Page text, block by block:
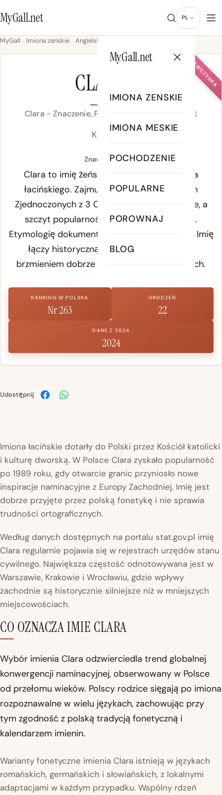
MyGall.net PL
MyGall.net
IMIONA ZENSKIE
IMIONA MESKIE
POCHODZENIE
POPULARNE
POROWNAJ
BLOG
MyGall Imiona zenskie Angielski
DZIEWCZYNKA
CLARA
Clara - Znaczenie, Pochodzenie & Popularność
KLAIR-ah
Znaczenie Clara:
Clara to imię żeńskie z korzeniami w języka
łacińskiego. Zajmuje miejsce 78 w Stanach
Zjednoczonych z 3 060 rejestracjami rocznie, a
szczyt popularności przypadł na 1885 rok.
Etymologię dokumentuje etymology records. Imię
łączy historyczną głębię z nowoczesnym
brzmieniem dobrze przyjętym w wielu krajach.
RANKING W POLSKA
Nr 263
URODZEŃ
22
DANE Z 2024
2024
Udostępnij
Imiona łacińskie dotarły do Polski przez Kościół katolicki
i kulturę dworską. W Polsce Clara zyskało popularność
po 1989 roku, gdy otwarcie granic przyniosło nowe
inspiracje naminacyjne z Europy Zachodniej. Imię jest
dobrze przyjęte przez polską fonetykę i nie sprawia
trudności ortograficznych.
Według danych dostępnych na portalu stat.gov.pl imię
Clara regularnie pojawia się w rejestrach urzędów stanu
cywilnego. Największa częstość odnotowywana jest w
Warszawie, Krakowie i Wrocławiu, gdzie wpływy
zachodnie są historycznie silniejsze niż w mniejszych
miejscowościach.
CO OZNACZA IMIE CLARA
Wybór imienia Clara odzwierciedla trend globalnej
konwergencji naminacyjnej, obserwowany w Polsce
od przełomu wieków. Polscy rodzice sięgają po imiona
rozpoznawalne w wielu językach, zachowując przy
tym zgodność z polską tradycją fonetyczną i
kalendarzem imienin.
Warianty fonetyczne imienia Clara istnieją w językach
romańskich, germańskich i słowiańskich, z lokalnymi
adaptacjami w każdym przypadku. Wspólny rdzeń